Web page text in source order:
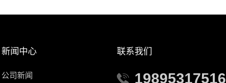
新闻中心
公司新闻
联系我们
19895317516